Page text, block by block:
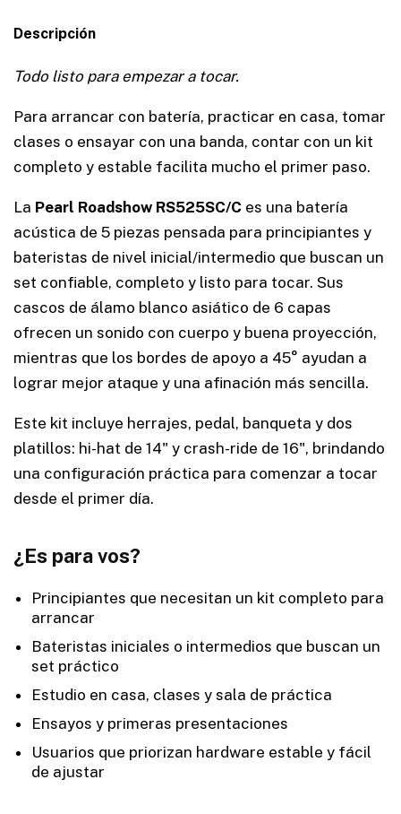
Descripción
Todo listo para empezar a tocar.
Para arrancar con batería, practicar en casa, tomar
clases o ensayar con una banda, contar con un kit
completo y estable facilita mucho el primer paso.
La Pearl Roadshow RS525SC/C es una batería
acústica de 5 piezas pensada para principiantes y
bateristas de nivel inicial/intermedio que buscan un
set confiable, completo y listo para tocar. Sus
cascos de álamo blanco asiático de 6 capas
ofrecen un sonido con cuerpo y buena proyección,
mientras que los bordes de apoyo a 45° ayudan a
lograr mejor ataque y una afinación más sencilla.
Este kit incluye herrajes, pedal, banqueta y dos
platillos: hi-hat de 14" y crash-ride de 16", brindando
una configuración práctica para comenzar a tocar
desde el primer día.
¿Es para vos?
Principiantes que necesitan un kit completo para
arrancar
Bateristas iniciales o intermedios que buscan un
set práctico
Estudio en casa, clases y sala de práctica
Ensayos y primeras presentaciones
Usuarios que priorizan hardware estable y fácil
de ajustar